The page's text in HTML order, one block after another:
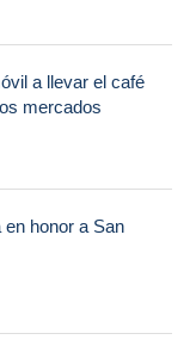
a llevar el café
mercados
en honor a San